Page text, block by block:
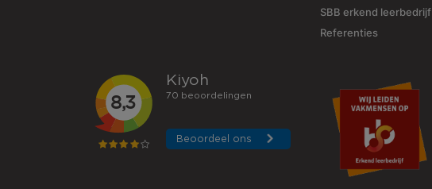
SBB erkend leerbedrijf
Referenties